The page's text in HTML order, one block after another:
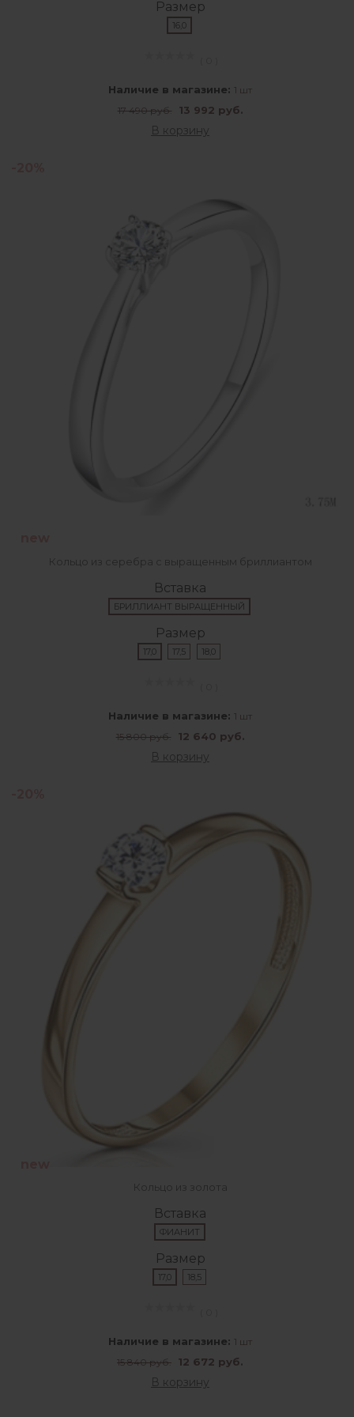
Размер
16,0
Наличие в магазине: 1 шт
17 490 руб.
13 992 руб.
В корзину
Кольцо из серебра с выращенным бриллиантом
Вставка
БРИЛЛИАНТ ВЫРАЩЕННЫЙ
Размер
17,0 17,5 18,0
Наличие в магазине: 1 шт
15 800 руб.
12 640 руб.
В корзину
Кольцо из золота
Вставка
ФИАНИТ
Размер
17,0 18,5
Наличие в магазине: 1 шт
15 840 руб. 12 672 руб.
В корзину